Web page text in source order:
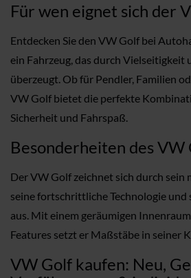
Für wen eignet sich der
Entdecken Sie den VW Golf bei
ein Fahrzeug, das durch Vielseitigkeit
überzeugt. Ob für Pendler, Familien
VW Golf bietet die perfekte
Sicherheit und Fahrspaß.
Besonderheiten des VW
Der VW Golf zeichnet sich durch sein
seine fortschrittliche Technologie und
aus. Mit einem geräumigen
Features setzt er Maßstäbe in seiner
VW Golf kaufen: Neu,